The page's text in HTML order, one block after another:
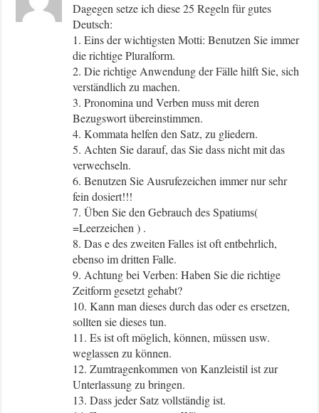
Dagegen setze ich diese 25 Regeln für gutes
Deutsch:
1. Eins der wichtigsten Motti: Benutzen Sie immer
die richtige Pluralform.
2. Die richtige Anwendung der Fälle hilft Sie, sich
verständlich zu machen.
3. Pronomina und Verben muss mit deren
Bezugswort übereinstimmen.
4. Kommata helfen den Satz, zu gliedern.
5. Achten Sie darauf, das Sie dass nicht mit das
verwechseln.
6. Benutzen Sie Ausrufezeichen immer nur sehr
fein dosiert!!!
7. Üben Sie den Gebrauch des Spatiums(
=Leerzeichen ) .
8. Das e des zweiten Falles ist oft entbehrlich,
ebenso im dritten Falle.
9. Achtung bei Verben: Haben Sie die richtige
Zeitform gesetzt gehabt?
10. Kann man dieses durch das oder es ersetzen,
sollten sie dieses tun.
11. Es ist oft möglich, können, müssen usw.
weglassen zu können.
12. Zumtragenkommen von Kanzleistil ist zur
Unterlassung zu bringen.
13. Dass jeder Satz vollständig ist.